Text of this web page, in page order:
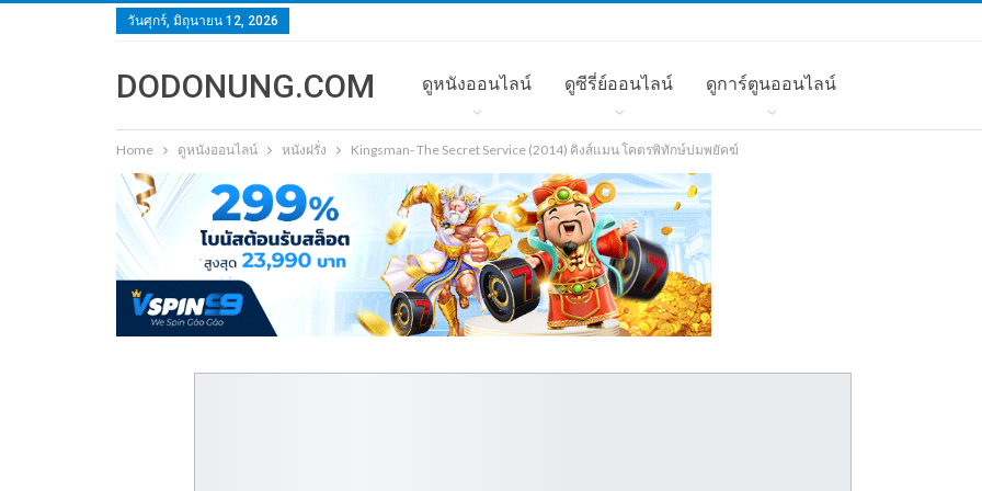
วันศุกร์, มิถุนายน 12, 2026
DODONUNG.COM ดูหนังออนไลน์ ดูซีรี่ย์ออนไลน์ ดูการ์ตูนออนไลน์
Home ดูหนังออนไลน์ หนังฝรั่ง Kingsman- The Secret Service (2014) คิงส์แมน โคตรพิทักษ์บ่มพยัคฆ์